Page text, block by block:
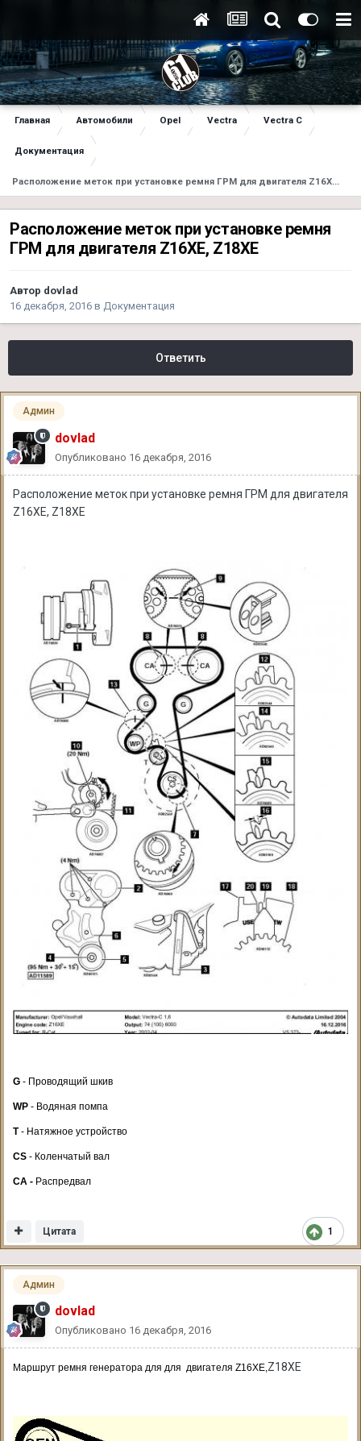
Главная Автомобили Opel Vectra Vectra C
Документация
Расположение меток при установке ремня ГРМ для двигателя Z16XE, Z18XE
Расположение меток при установке ремня
ГРМ для двигателя Z16XE, Z18XE
Автор dovlad
16 декабря, 2016 в Документация
Ответить
Админ
dovlad
Опубликовано 16 декабря, 2016
Расположение меток при установке ремня ГРМ для двигателя
Z16XE, Z18XE
G - Проводящий шкив
WP - Водяная помпа
T- Натяжное устройство
CS - Коленчатый вал
CA - Распредвал
1
Цитата
Админ
dovlad
Опубликовано 16 декабря, 2016
Маршрут ремня генератора для для двигателя Z16XE,Z18XE